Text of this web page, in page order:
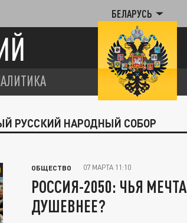
БЕЛАРУСЬ
РУССКИЙ НАРОДНЫЙ СОБОР
ОБЩЕСТВО 07 МАРТА 11:10
РОССИЯ-2050: ЧЬЯ МЕЧТА
ДУШЕВНЕЕ?